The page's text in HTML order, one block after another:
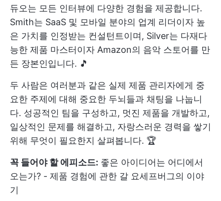
듀오는 모든 인터뷰에 다양한 경험을 제공합니다.
Smith는 SaaS 및 모바일 분야의 업계 리더이자 높
은 가치를 인정받는 컨설턴트이며, Silver는 다재다
능한 제품 마스터이자 Amazon의 음악 스토어를 만
든 장본인입니다. 🎵
두 사람은 여러분과 같은 실제 제품 관리자에게 중
요한 주제에 대해 중요한 두뇌들과 채팅을 나눕니
다. 성공적인 팀을 구성하고, 멋진 제품을 개발하고,
일상적인 문제를 해결하고, 자랑스러운 경력을 쌓기
위해 무엇이 필요한지 살펴봅니다. 🏆
꼭 들어야 할 에피소드: 좋은 아이디어는 어디에서
오는가? - 제품 경험에 관한 갈 요세프버그의 이야
기